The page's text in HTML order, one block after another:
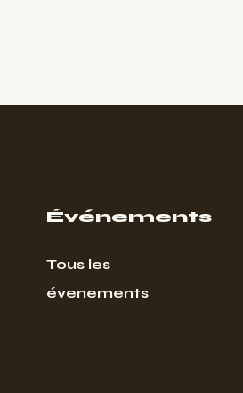
Événements
Tous les
évenements